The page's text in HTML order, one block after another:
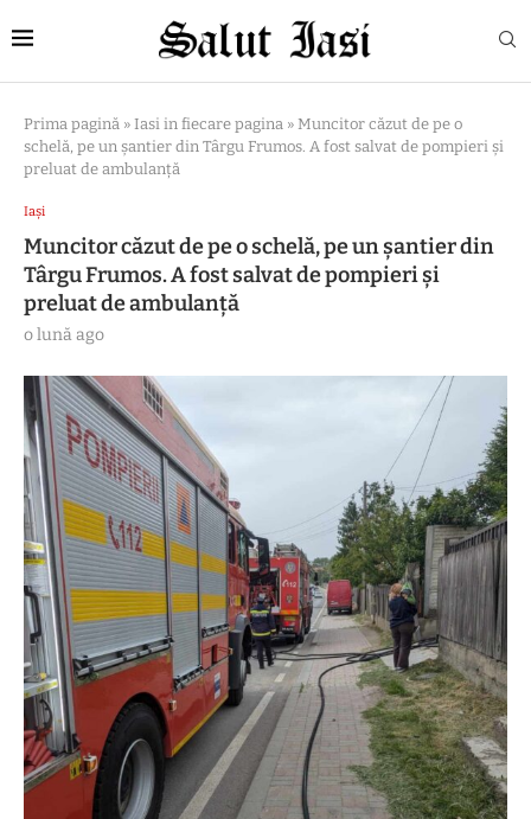
Prima pagină » Iasi in fiecare pagina » Muncitor căzut de pe o
schelă, pe un șantier din Târgu Frumos. A fost salvat de pompieri și
preluat de ambulanță
Iași
Muncitor căzut de pe o schelă, pe un șantier din
Târgu Frumos. A fost salvat de pompieri și
preluat de ambulanță
o lună ago